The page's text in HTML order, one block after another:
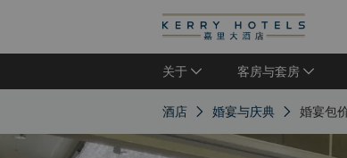
关于 客房与套房
酒店 婚宴与庆典 婚宴包